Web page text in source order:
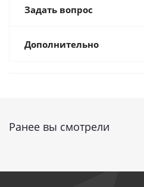
Задать вопрос
Дополнительно
Ранее вы смотрели